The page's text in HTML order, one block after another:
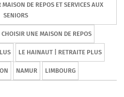
DE REPOS ET SERVICES AUX
SENIORS
UNE MAISON DE REPOS
LE HAINAUT | RETRAITE PLUS
NAMUR LIMBOURG